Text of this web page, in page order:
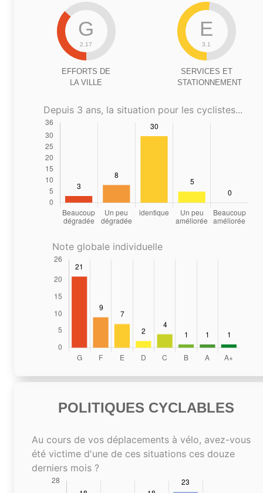
G
2.17
EFFORTS DE
LA VILLE
E
3.1
SERVICES ET
STATIONNEMENT
Depuis 3 ans, la situation pour les cyclistes...
Note globale individuelle
POLITIQUES CYCLABLES
Au cours de vos déplacements à vélo, avez-vous
été victime d'une de ces situations ces douze
derniers mois ?